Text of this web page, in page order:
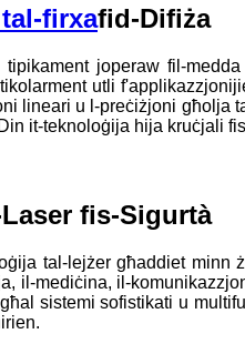
firxafid-Difiża
joperaw fil-
utli
lineari u l-preċiżjoni
it-teknoloġija hija kruċjali
fis-Sigurtà
tal-lejżer għaddiet
il-mediċina, il-
sistemi sofistikati u